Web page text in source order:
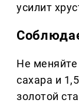
усилит
Не меняйте
сахара и
золотой